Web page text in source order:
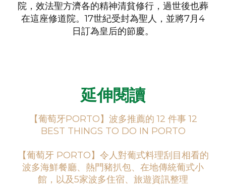
院，效法聖方濟各的精神清貧修行，過世後也葬
在這座修道院。17世紀受封為聖人，並將7月4
日訂為皇后的節慶。
延伸閱讀
【葡萄牙PORTO】波多推薦的 12 件事 12
BEST THINGS TO DO IN PORTO
【葡萄牙 PORTO】令人對葡式料理刮目相看的
波多海鮮餐廳、熱門豬扒包、在地傳統葡式小
館，以及5家波多住宿、旅遊資訊整理